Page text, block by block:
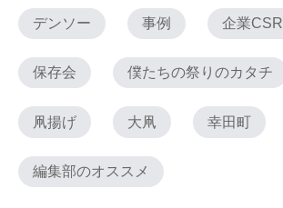
デンソー 事例 企業CSR
保存会 僕たちの祭りのカタチ
凧揚げ 大凧 幸田町
編集部のオススメ